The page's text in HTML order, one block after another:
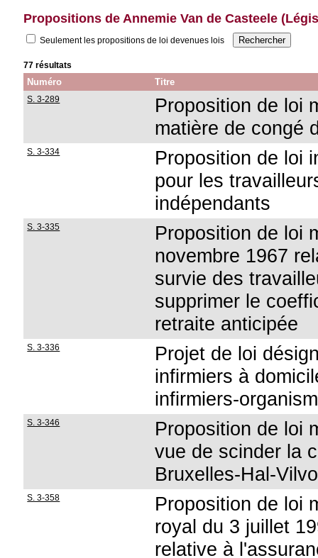
Propositions de Annemie Van de Casteele
Seulement les propositions de loi devenues lois
77 résultats
Numéro Titre
S. 3-289
Proposition de loi
matière de congé
S. 3-334
Proposition de loi
pour les
indépendants
S. 3-335
Proposition de loi
novembre 1967
survie des
supprimer le
retraite anticipée
S. 3-336
Projet de loi
infirmiers à
infirmiers-
S. 3-346
Proposition de loi
vue de scinder la
Bruxelles-Hal-
S. 3-358
Proposition de loi
royal du 3 juillet
relative à